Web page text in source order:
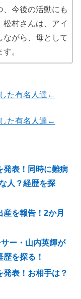
、今後の活動にも
村さんは、アイ
ながら、母として
。
た有名人達←
た有名人達←
発表！同時に難病
人？経歴を探
を報告！2か月
ー・山内英輝が
を探る！
表！お相手は？